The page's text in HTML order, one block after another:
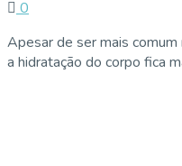
0
Apesar de ser mais
a hidratação do corpo fica